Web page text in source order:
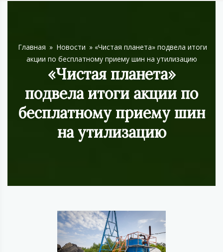
Главная » Новости » «Чистая планета» подвела итоги
акции по бесплатному приему шин на утилизацию
«Чистая планета»
подвела итоги акции по
бесплатному приему шин
на утилизацию